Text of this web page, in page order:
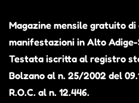
Magazine mensile gratuito
manifestazioni in Alto
Testata iscritta al registro
Bolzano al n. 25/2002 del
R.O.C. al n. 12.446.